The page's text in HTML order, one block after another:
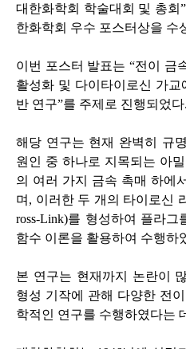
대한화학회 학술대회 및 총회”
한화학회 우수 포스터상을 수
이번 포스터 발표는 “전이 금
활성화 및 다이타이로신 가교
반 연구”를 주제로 진행되었다.
해당 연구는 현재 완벽히 규
원인 중 하나로 지목되는 아
의 여러 가지 금속 촉매 하에
며, 이러한 두 개의 타이로신
ross-Link)를 형성하여 플라
함수 이론을 활용하여 수행하
본 연구는 현재까지 논란이
형성 기작에 관해 다양한 전
학적인 연구를 수행하였다는